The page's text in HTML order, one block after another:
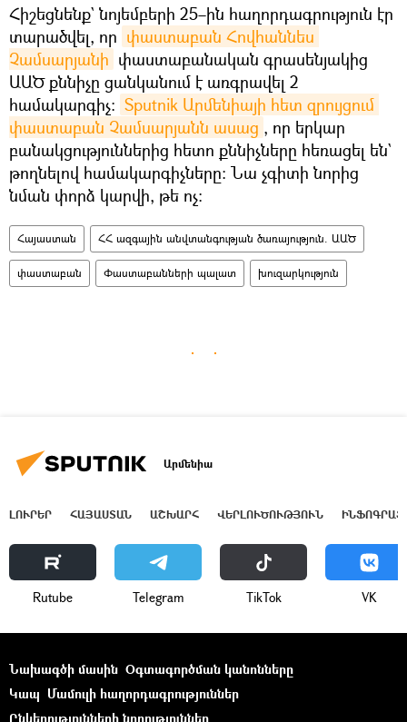
Հիշեցնենք` նոյեմբերի 25–ին հաղորդագրություն էր
տարածվել, որ փաստաբան Հովհաննես
Չամսարյանի փաստաբանական գրասենյակից
ԱԱԾ քննիչը ցանկանում է առգրավել 2
համակարգիչ: Sputnik Արմենիայի հետ զրույցում
փաստաբան Չամսարյանն ասաց , որ երկար
բանակցություններից հետո քննիչները հեռացել են`
թողնելով համակարգիչները: Նա չգիտի նորից
նման փորձ կարվի, թե ոչ։
Հայաստան ՀՀ ազգային անվտանգության ծառայություն. ԱԱԾ
փաստաբան Փաստաբանների պալատ խուզարկություն
Արմենիա
ԼՈՒՐԵՐ ՀԱՅԱՍՏԱՆ ԱՇԽԱՐՀ ՎԵՐԼՈՒԾՈՒԹՅՈՒՆ
Rutube Telegram ТikТоk VK
Նախագծի մասին Օգտագործման կանոնները
Կապ Մամուլի հաղորդագրություններ
Ընկերությունների նորություններ